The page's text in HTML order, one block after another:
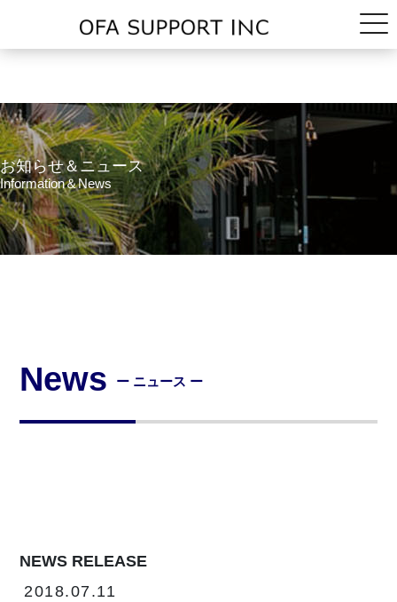
お知らせ＆ニュース
Information＆News
News ー ニュース ー
NEWS RELEASE
2018.07.11